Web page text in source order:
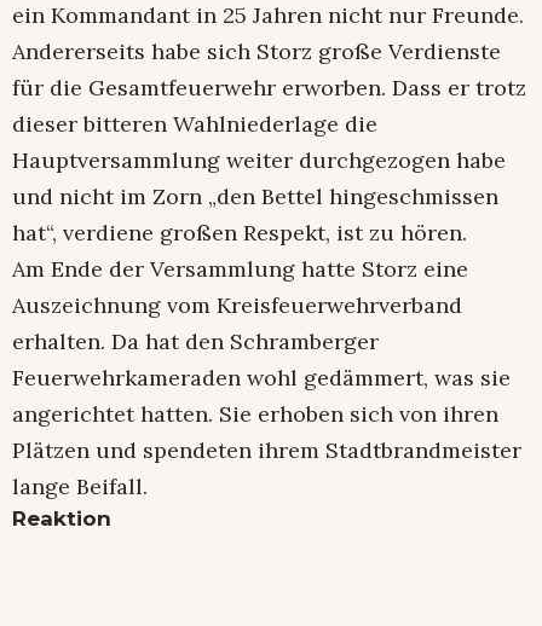
ein Kommandant in 25 Jahren nicht nur Freunde.
Andererseits habe sich Storz große Verdienste
für die Gesamtfeuerwehr erworben. Dass er trotz
dieser bitteren Wahlniederlage die
Hauptversammlung weiter durchgezogen habe
und nicht im Zorn „den Bettel hingeschmissen
hat“, verdiene großen Respekt, ist zu hören.
Am Ende der Versammlung hatte Storz eine
Auszeichnung vom Kreisfeuerwehrverband
erhalten. Da hat den Schramberger
Feuerwehrkameraden wohl gedämmert, was sie
angerichtet hatten. Sie erhoben sich von ihren
Plätzen und spendeten ihrem Stadtbrandmeister
lange Beifall.
Reaktion